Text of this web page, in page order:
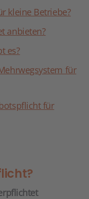
kleine Betriebe?
anbieten?
es?
für
für